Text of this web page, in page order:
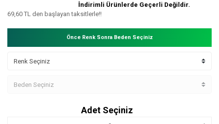
İndirimli Ürünlerde Geçerli Değildir.
69,60 TL den başlayan taksitlerle!!
Önce Renk Sonra Beden Seçiniz
Adet Seçiniz